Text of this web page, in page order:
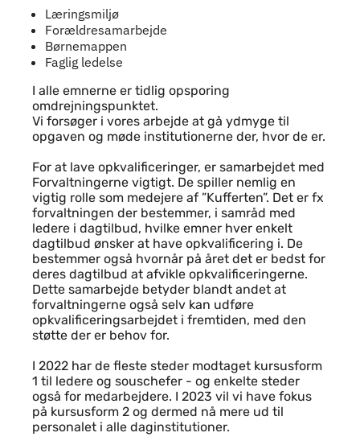
Læringsmiljø
Forældresamarbejde
Børnemappen
Faglig ledelse
I alle emnerne er tidlig opsporing
omdrejningspunktet.
Vi forsøger i vores arbejde at gå ydmyge til
opgaven og møde institutionerne der, hvor de er.
For at lave opkvalificeringer, er samarbejdet med
Forvaltningerne vigtigt. De spiller nemlig en
vigtig rolle som medejere af ”Kufferten”. Det er fx
forvaltningen der bestemmer, i samråd med
ledere i dagtilbud, hvilke emner hver enkelt
dagtilbud ønsker at have opkvalificering i. De
bestemmer også hvornår på året det er bedst for
deres dagtilbud at afvikle opkvalificeringerne.
Dette samarbejde betyder blandt andet at
forvaltningerne også selv kan udføre
opkvalificeringsarbejdet i fremtiden, med den
støtte der er behov for.
I 2022 har de fleste steder modtaget kursusform
1 til ledere og souschefer - og enkelte steder
også for medarbejdere. I 2023 vil vi have fokus
på kursusform 2 og dermed nå mere ud til
personalet i alle daginstitutioner.